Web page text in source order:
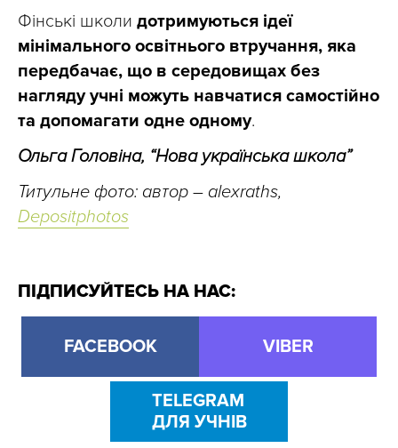
Фінські школи дотримуються ідеї
мінімального освітнього втручання, яка
передбачає, що в середовищах без
нагляду учні можуть навчатися самостійно
та допомагати одне одному.
Ольга Головіна, “Нова українська школа”
Титульне фото: автор – alexraths,
Depositphotos
ПІДПИСУЙТЕСЬ НА НАС:
FACEBOOK VIBER
TELEGRAM
ДЛЯ УЧНІВ